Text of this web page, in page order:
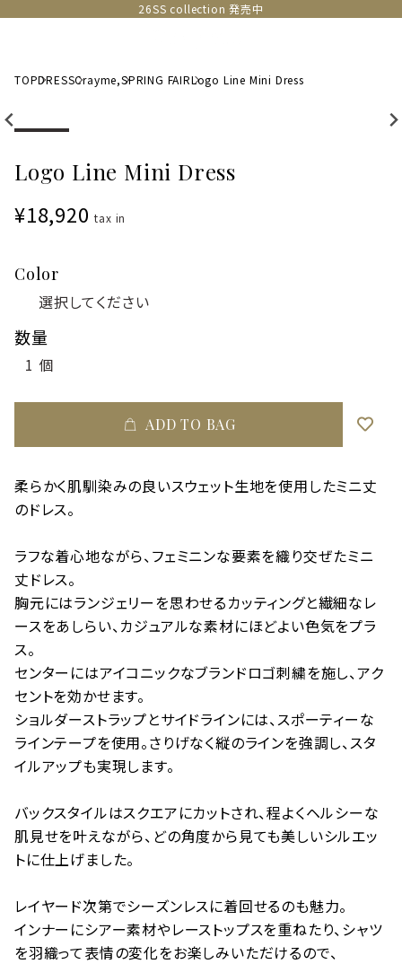
26SS collection 発売中
TOPDRESSCrayme,SPRING FAIRLogo Line Mini Dress
Logo Line Mini Dress
¥18,920tax in
Color
数量
ADD TO BAG
柔らかく肌馴染みの良いスウェット生地を使用したミニ丈
のドレス。
ラフな着心地ながら、フェミニンな要素を織り交ぜたミニ
丈ドレス。
胸元にはランジェリーを思わせるカッティングと繊細なレ
ースをあしらい、カジュアルな素材にほどよい色気をプラ
ス。
センターにはアイコニックなブランドロゴ刺繍を施し、アク
セントを効かせます。
ショルダーストラップとサイドラインには、スポーティーな
ラインテープを使用。さりげなく縦のラインを強調し、スタ
イルアップも実現します。
バックスタイルはスクエアにカットされ、程よくヘルシーな
肌見せを叶えながら、どの角度から見ても美しいシルエッ
トに仕上げました。
レイヤード次第でシーズンレスに着回せるのも魅力。
インナーにシアー素材やレーストップスを重ねたり、シャツ
を羽織って表情の変化をお楽しみいただけるので、